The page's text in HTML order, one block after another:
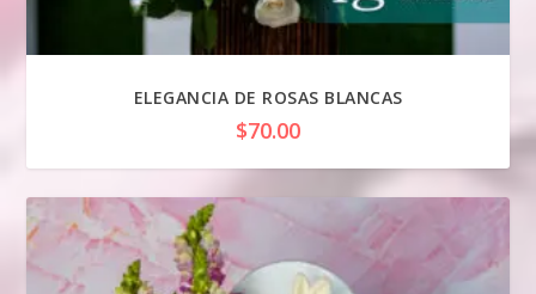
ELEGANCIA DE ROSAS BLANCAS
$70.00